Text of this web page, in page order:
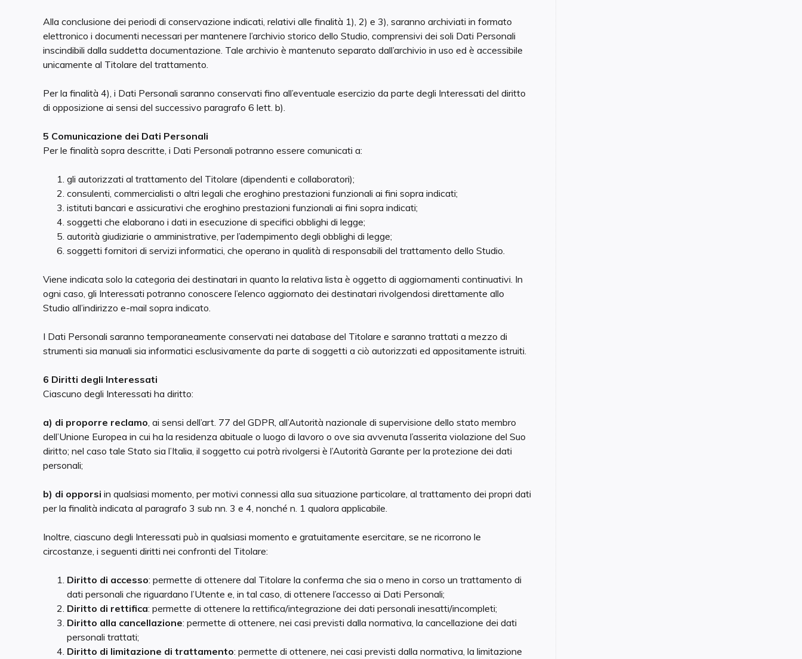
Alla conclusione dei periodi di conservazione indicati, relativi alle finalità 1), 2) e 3), saranno archiviati in formato
elettronico i documenti necessari per mantenere l’archivio storico dello Studio, comprensivi dei soli Dati Personali
inscindibili dalla suddetta documentazione. Tale archivio è mantenuto separato dall’archivio in uso ed è accessibile
unicamente al Titolare del trattamento.
Per la finalità 4), i Dati Personali saranno conservati fino all’eventuale esercizio da parte degli Interessati del diritto
di opposizione ai sensi del successivo paragrafo 6 lett. b).
5 Comunicazione dei Dati Personali
Per le finalità sopra descritte, i Dati Personali potranno essere comunicati a:
gli autorizzati al trattamento del Titolare (dipendenti e collaboratori);
consulenti, commercialisti o altri legali che eroghino prestazioni funzionali ai fini sopra indicati;
istituti bancari e assicurativi che eroghino prestazioni funzionali ai fini sopra indicati;
soggetti che elaborano i dati in esecuzione di specifici obblighi di legge;
autorità giudiziarie o amministrative, per l’adempimento degli obblighi di legge;
soggetti fornitori di servizi informatici, che operano in qualità di responsabili del trattamento dello Studio.
Viene indicata solo la categoria dei destinatari in quanto la relativa lista è oggetto di aggiornamenti continuativi. In
ogni caso, gli Interessati potranno conoscere l’elenco aggiornato dei destinatari rivolgendosi direttamente allo
Studio all’indirizzo e-mail sopra indicato.
I Dati Personali saranno temporaneamente conservati nei database del Titolare e saranno trattati a mezzo di
strumenti sia manuali sia informatici esclusivamente da parte di soggetti a ciò autorizzati ed appositamente istruiti.
6 Diritti degli Interessati
Ciascuno degli Interessati ha diritto:
a) di proporre reclamo, ai sensi dell’art. 77 del GDPR, all’Autorità nazionale di supervisione dello stato membro
dell’Unione Europea in cui ha la residenza abituale o luogo di lavoro o ove sia avvenuta l’asserita violazione del Suo
diritto; nel caso tale Stato sia l’Italia, il soggetto cui potrà rivolgersi è l’Autorità Garante per la protezione dei dati
personali;
b) di opporsi in qualsiasi momento, per motivi connessi alla sua situazione particolare, al trattamento dei propri dati
per la finalità indicata al paragrafo 3 sub nn. 3 e 4, nonché n. 1 qualora applicabile.
Inoltre, ciascuno degli Interessati può in qualsiasi momento e gratuitamente esercitare, se ne ricorrono le
circostanze, i seguenti diritti nei confronti del Titolare:
Diritto di accesso: permette di ottenere dal Titolare la conferma che sia o meno in corso un trattamento di
dati personali che riguardano l’Utente e, in tal caso, di ottenere l’accesso ai Dati Personali;
Diritto di rettifica: permette di ottenere la rettifica/integrazione dei dati personali inesatti/incompleti;
Diritto alla cancellazione: permette di ottenere, nei casi previsti dalla normativa, la cancellazione dei dati
personali trattati;
Diritto di limitazione di trattamento: permette di ottenere, nei casi previsti dalla normativa, la limitazione